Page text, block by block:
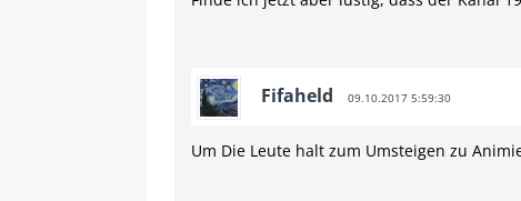
Fifaheld 09.10.2017 5:59:30
Um Die Leute halt zum Umsteigen zu